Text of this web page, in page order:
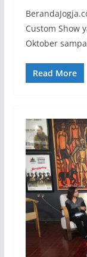
Custom Show
Oktober
Read More